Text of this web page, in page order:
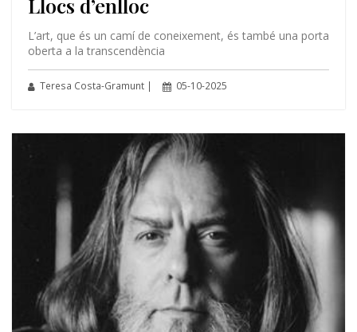
L’art, que és un camí de coneixement, és també una porta
oberta a la transcendència
Teresa Costa-Gramunt | 05-10-2025